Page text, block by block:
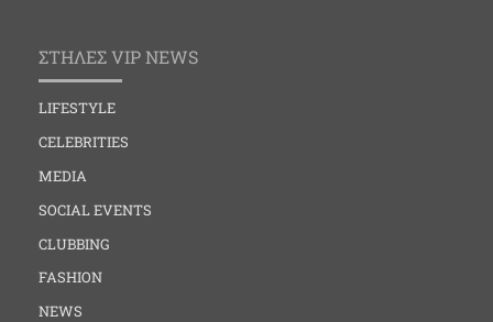
ΣΤΗΛΕΣ VIP NEWS
LIFESTYLE
CELEBRITIES
MEDIA
SOCIAL EVENTS
CLUBBING
FASHION
NEWS